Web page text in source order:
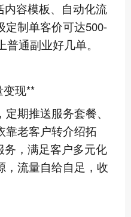
容模板、自动化流
定制单客价可达500-
通副业好几单。
变现**
期推送服务套餐、
靠老客户转介绍拓
务，满足客户多元化
，流量自给自足，收